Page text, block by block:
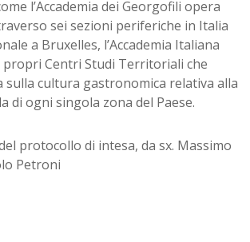
l’Accademia dei Georgofili opera
sei sezioni periferiche in Italia
a Bruxelles, l’Accademia Italiana
propri Centri Studi Territoriali che
sulla cultura gastronomica relativa alla
di ogni singola zona del Paese.
protocollo di intesa, da sx. Massimo
Petroni